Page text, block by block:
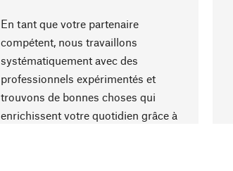
En tant que votre partenaire
compétent, nous travaillons
systématiquement avec des
professionnels expérimentés et
trouvons de bonnes choses qui
enrichissent votre quotidien grâce à